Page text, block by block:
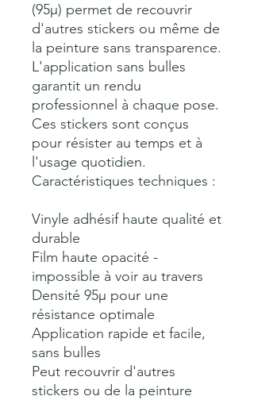
(95µ) permet de recouvrir
d'autres stickers ou même de
la peinture sans transparence.
L'application sans bulles
garantit un rendu
professionnel à chaque pose.
Ces stickers sont conçus
pour résister au temps et à
l'usage quotidien.
Caractéristiques techniques :
Vinyle adhésif haute qualité et
durable
Film haute opacité -
impossible à voir au travers
Densité 95µ pour une
résistance optimale
Application rapide et facile,
sans bulles
Peut recouvrir d'autres
stickers ou de la peinture